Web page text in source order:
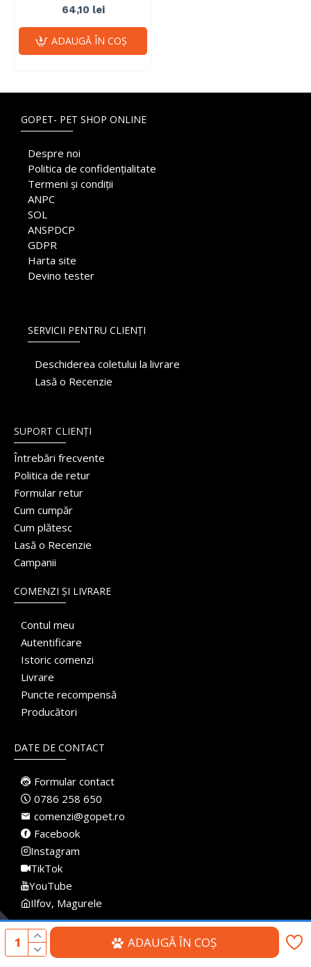
ADAUGĂ ÎN COŞ
64,10 lei
ADAUGĂ ÎN COŞ
GOPET- PET SHOP ONLINE
Despre noi
Politica de confidențialitate
Termeni și condiții
ANPC
SOL
ANSPDCP
GDPR
Harta site
Devino tester
SERVICII PENTRU CLIENȚI
Deschiderea coletului la livrare
Lasă o Recenzie
SUPORT CLIENȚI
Întrebări frecvente
Politica de retur
Formular retur
Cum cumpăr
Cum plătesc
Lasă o Recenzie
Campanii
COMENZI ȘI LIVRARE
Contul meu
Autentificare
Istoric comenzi
Livrare
Puncte recompensă
Producători
DATE DE CONTACT
Formular contact
0786 258 650
comenzi@gopet.ro
Facebook
Instagram
TikTok
YouTube
Ilfov, Magurele
Made with in Romania · Pet Shop Online · Toate drepturile rezervate